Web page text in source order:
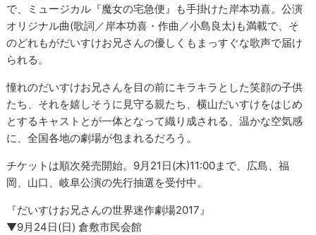
で、ミュージカル『魔女の宅急便』も手掛けた岸本功喜。公演
オリジナル曲(歌詞／岸本功喜・作曲／小島良太)も満載で、そ
のどれもがだいすけお兄さんの優しくもまっすぐな歌声で届け
られる。
憧れのだいすけお兄さんを目の前にキラキラとした笑顔の子供
たち、それを嬉しそうに見守る親たち、横山だいすけをはじめ
とするキャストとが一体となって織り成される、温かな空気感
に、全国各地の劇場が包まれるだろう。
チケットは順次発売開始。9月21日(木)11:00まで、広島、福
岡、山口、岐阜公演の先行抽選を受付中。
『だいすけお兄さんの世界迷作劇場2017』
▼9月24日(日) 倉敷市民会館